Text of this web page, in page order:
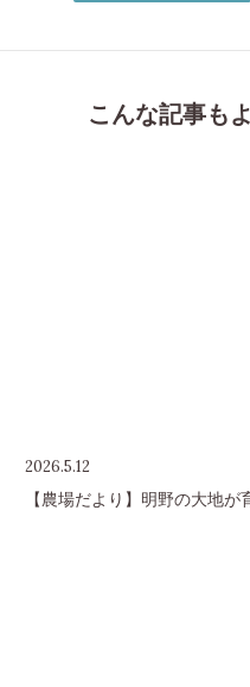
こんな記事も
2026.5.12
【農場だより】明野の大地